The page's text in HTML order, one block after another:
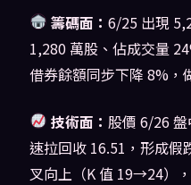
籌碼面： 6/25 出現
1,280 萬股、佔成交量
借券餘額同步下降 8%，
技術面： 股價 6/26
速拉回收 16.51，形成假
叉向上（K 值 19→24）